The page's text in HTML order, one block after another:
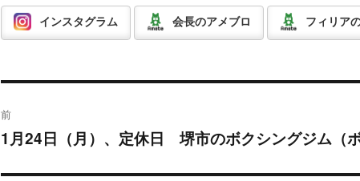
インスタグラム 会長のアメブロ フィリア
稿
ナ
前
過
1月24日（月）、定休日 堺市のボクシングジム（